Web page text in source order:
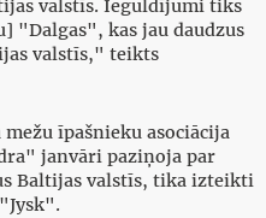
valstīs. Ieguldījumi tiks
"Dalgas", kas jau daudzus
valstīs," teikts
īpašnieku asociācija
janvāri paziņoja par
Baltijas valstīs, tika izteikti